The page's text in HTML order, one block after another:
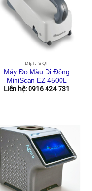
DỆT, SỢI
Máy Đo Màu Di Động
MiniScan EZ 4500L
Liên hệ: 0916 424 731